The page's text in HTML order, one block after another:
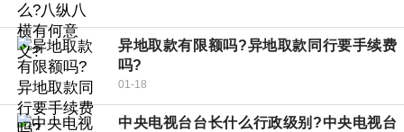
异地取款有限额吗?异地取款同行要手续费
吗?
01-18
中央电视台台长什么行政级别?中央电视台